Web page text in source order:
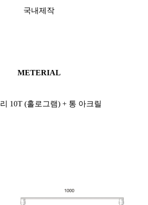
국내제작
METERIAL
10T (홀로그램) + 통 아크릴